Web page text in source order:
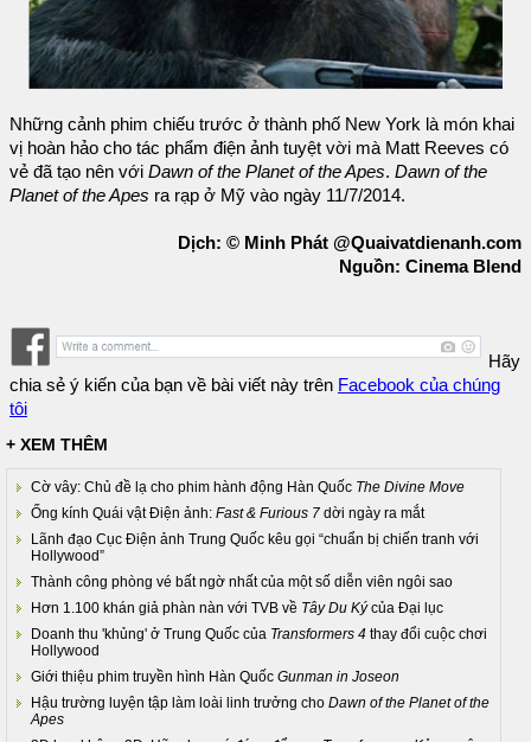
Những cảnh phim chiếu trước ở thành phố New York là món khai
vị hoàn hảo cho tác phẩm điện ảnh tuyệt vời mà Matt Reeves có
vẻ đã tạo nên với Dawn of the Planet of the Apes. Dawn of the
Planet of the Apes ra rạp ở Mỹ vào ngày 11/7/2014.
Dịch: © Minh Phát @Quaivatdienanh.com
Nguồn: Cinema Blend
Hãy
chia sẻ ý kiến của bạn về bài viết này trên Facebook của chúng
tôi
+ XEM THÊM
Cờ vây: Chủ đề lạ cho phim hành động Hàn Quốc The Divine Move
Ống kính Quái vật Điện ảnh: Fast & Furious 7 dời ngày ra mắt
Lãnh đạo Cục Điện ảnh Trung Quốc kêu gọi “chuẩn bị chiến tranh với
Hollywood”
Thành công phòng vé bất ngờ nhất của một số diễn viên ngôi sao
Hơn 1.100 khán giả phàn nàn với TVB về Tây Du Kýcủa Đại lục
Doanh thu 'khủng' ở Trung Quốc của Transformers 4 thay đổi cuộc chơi
Hollywood
Giới thiệu phim truyền hình Hàn Quốc Gunman in Joseon
Hậu trường luyện tập làm loài linh trưởng cho Dawn of the Planet of the
Apes